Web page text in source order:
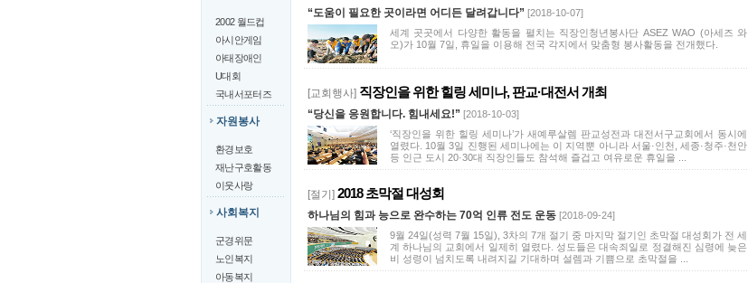
2002 월드컵
아시안게임
아태장애인
U대회
국내서포터즈
자원봉사
환경보호
재난구호활동
이웃사랑
사회복지
군경위문
노인복지
아동복지
“도움이 필요한 곳이라면 어디든 달려갑니다” [2018-10-07]
세계 곳곳에서 다양한 활동을 펼치는 직장인청년봉사단 ASEZ WAO (아세즈 와
오)가 10월 7일, 휴일을 이용해 전국 각지에서 맞춤형 봉사활동을 전개했다.
[교회행사] 직장인을 위한 힐링 세미나, 판교·대전서 개최
“당신을 응원합니다. 힘내세요!” [2018-10-03]
‘직장인을 위한 힐링 세미나’가 새예루살렘 판교성전과 대전서구교회에서 동시에
열렸다. 10월 3일 진행된 세미나에는 이 지역뿐 아니라 서울·인천, 세종·청주·천안
등 인근 도시 20·30대 직장인들도 참석해 즐겁고 여유로운 휴일을 ...
[절기] 2018 초막절 대성회
하나님의 힘과 능으로 완수하는 70억 인류 전도 운동 [2018-09-24]
9월 24일(성력 7월 15일), 3차의 7개 절기 중 마지막 절기인 초막절 대성회가 전 세
계 하나님의 교회에서 일제히 열렸다. 성도들은 대속죄일로 정결해진 심령에 늦은
비 성령이 넘치도록 내려지길 기대하며 설렘과 기쁨으로 초막절을 ...